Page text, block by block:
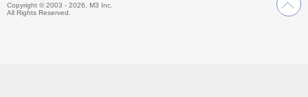
Copyright © 2003 - 2026, M3 Inc.
All Rights Reserved.